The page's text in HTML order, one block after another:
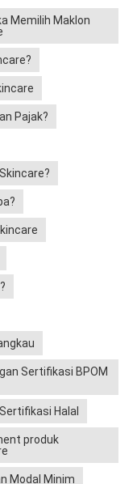
Memilih Maklon
Pajak?
Sertifikasi BPOM
Halal
produk
Modal Minim